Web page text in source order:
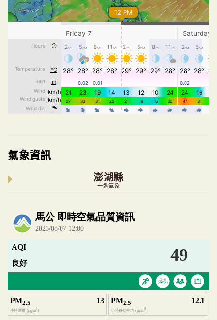
氣象資訊
澎湖縣
一週氣象
內嵌空氣品質小工具為視覺預覽，完整即時空